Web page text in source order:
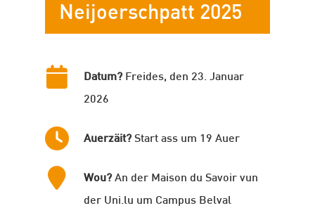
Neijoerschpatt 2025
Datum? Freides, den 23. Januar
2026
Auerzäit?Start ass um 19 Auer
Wou?An der Maison du Savoir vun
der Uni.lu um Campus Belval